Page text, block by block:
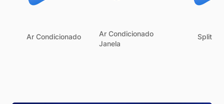
Ar Condicionado
Ar Condicionado
Janela
Split